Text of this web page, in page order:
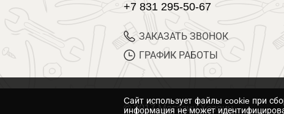
+7 831 295-50-67
ЗАКАЗАТЬ ЗВОНОК
ГРАФИК РАБОТЫ
© 2017 Магазин Хозяин
Cайт использует файлы cookie при
информация не может